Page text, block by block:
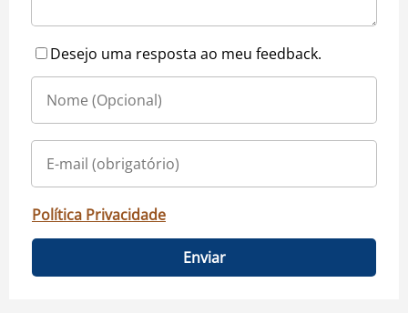
Desejo uma resposta ao meu feedback.
Política Privacidade
Enviar